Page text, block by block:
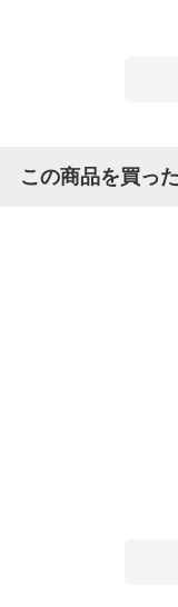
この商品を買っ